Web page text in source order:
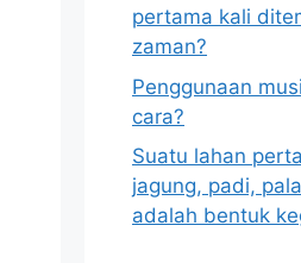
pertama kali
zaman?
Penggunaan
cara?
Suatu lahan
jagung, padi,
adalah bentuk